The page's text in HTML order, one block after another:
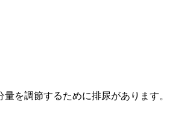
を調節するために排尿があります。